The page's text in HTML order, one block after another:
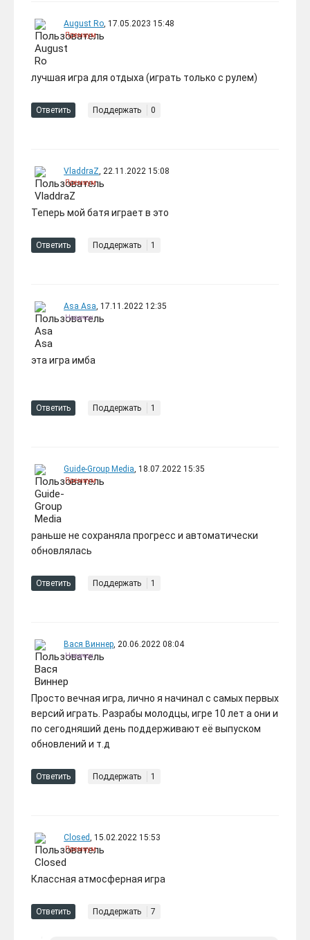
August Ro, 17.05.2023 15:48
Премиум
лучшая игра для отдыха (играть только с рулем)
Ответить Поддержать 0
VladdraZ, 22.11.2022 15:08
Премиум
Теперь мой батя играет в это
Ответить Поддержать 1
Asa Asa, 17.11.2022 12:35
Новичок
эта игра имба
Ответить Поддержать 1
Guide-Group Media, 18.07.2022 15:35
Премиум
раньше не сохраняла прогресс и автоматически
обновлялась
Ответить Поддержать 1
Вася Виннер, 20.06.2022 08:04
Новичок
Просто вечная игра, лично я начинал с самых первых
версий играть. Разрабы молодцы, игре 10 лет а они и
по сегодняший день поддерживают её выпуском
обновлений и т.д
Ответить Поддержать 1
Closed, 15.02.2022 15:53
Премиум
Классная атмосферная игра
Ответить Поддержать 7